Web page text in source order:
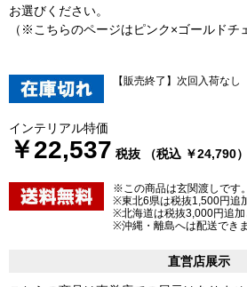
お選びください。
（※こちらのページはピンク×ゴールドチ
【販売終了】次回入荷なし
インテリアル特価
￥22,537 税抜 （税込 ￥24,790）
※この商品は玄関渡しです。
※東北6県は税抜1,500円追
※北海道は税抜3,000円追加
※沖縄・離島へは配送できま
直営店展示